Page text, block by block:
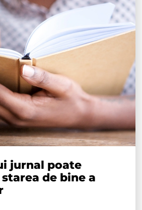
jurnal poate
de bine a